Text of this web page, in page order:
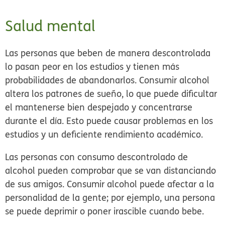
Salud mental
Las personas que beben de manera descontrolada
lo pasan peor en los estudios y tienen más
probabilidades de abandonarlos. Consumir alcohol
altera los patrones de sueño, lo que puede dificultar
el mantenerse bien despejado y concentrarse
durante el día. Esto puede causar problemas en los
estudios y un deficiente rendimiento académico.
Las personas con consumo descontrolado de
alcohol pueden comprobar que se van distanciando
de sus amigos. Consumir alcohol puede afectar a la
personalidad de la gente; por ejemplo, una persona
se puede deprimir o poner irascible cuando bebe.